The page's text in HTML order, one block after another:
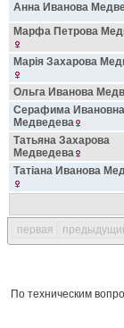
Анна Иванова
Марфа Петрова
Марiя Захарова
Ольга Иванова
Серафима Ивановна
Медведева
Татьяна Захарова
Медведева
Татiана Иванова
первая
По техническим